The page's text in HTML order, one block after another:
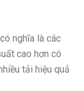
nghĩa là các
cao hơn có
tải hiệu quả